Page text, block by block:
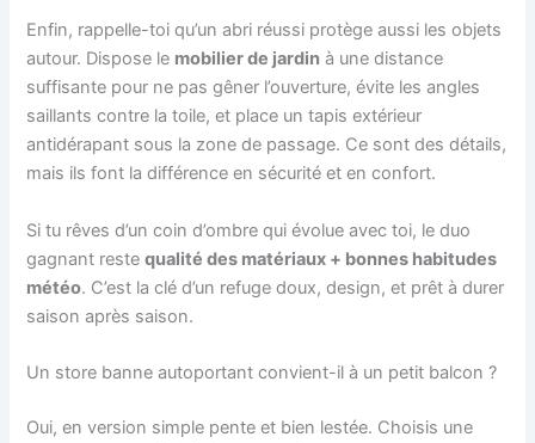
Enfin, rappelle-toi qu’un abri réussi protège aussi les objets
autour. Dispose le mobilier de jardin à une distance
suffisante pour ne pas gêner l’ouverture, évite les angles
saillants contre la toile, et place un tapis extérieur
antidérapant sous la zone de passage. Ce sont des détails,
mais ils font la différence en sécurité et en confort.
Si tu rêves d’un coin d’ombre qui évolue avec toi, le duo
gagnant restequalité des matériaux + bonnes habitudes
météo. C’est la clé d’un refuge doux, design, et prêt à durer
saison après saison.
Un store banne autoportant convient-il à un petit balcon ?
Oui, en version simple pente et bien lestée. Choisis une